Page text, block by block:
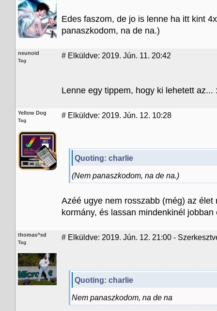
Edes faszom, de jo is lenne ha itt kint
panaszkodom, na de na.)
neunoid
Tag
# Elküldve: 2019. Jún. 11. 20:42
Lenne egy tippem, hogy ki lehetett az...
Yellow Dog
Tag
# Elküldve: 2019. Jún. 12. 10:28
Quoting: charlie
(Nem panaszkodom, na de na.)
Azéé ugye nem rosszabb (még) az
kormány, és lassan mindenkinél jobban
thomas^sd
Tag
# Elküldve: 2019. Jún. 12. 21:00 -
Quoting: charlie
Nem panaszkodom, na de na